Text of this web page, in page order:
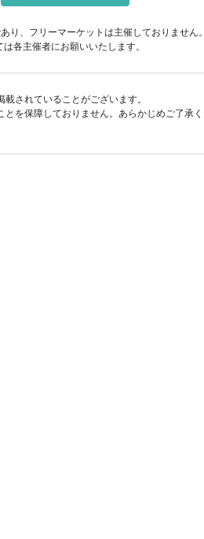
、フリーマーケットは主催しておりません。
各主催者にお願いいたします。
されていることがございます。
を保障しておりません。あらかじめご了承く